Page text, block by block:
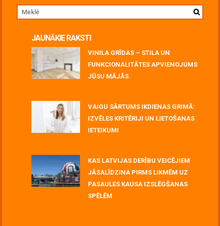
JAUNĀKIE RAKSTI
VINILA GRĪDAS – STILA UN
FUNKCIONALITĀTES APVIENOJUMS
JŪSU MĀJĀS
VAIGU SĀRTUMS IKDIENAS GRIMĀ:
IZVĒLES KRITĒRIJI UN LIETOŠANAS
IETEIKUMI
KAS LATVIJAS DERĪBU VEICĒJIEM
JĀSALĪDZINA PIRMS LIKMĒM UZ
PASAULES KAUSA IZSLĒGŠANAS
SPĒLĒM